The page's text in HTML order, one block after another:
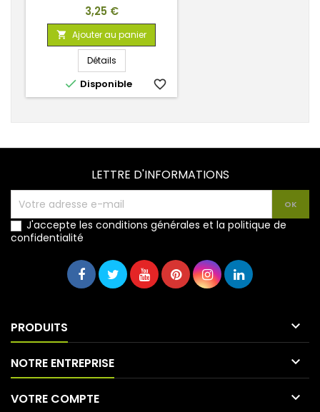
Prix
3,25 €
 Ajouter au panier
Détails
 Disponible favorite_border
LETTRE D'INFORMATIONS
J'accepte les conditions générales et la politique de
confidentialité
PRODUITS 
NOTRE ENTREPRISE 
VOTRE COMPTE 